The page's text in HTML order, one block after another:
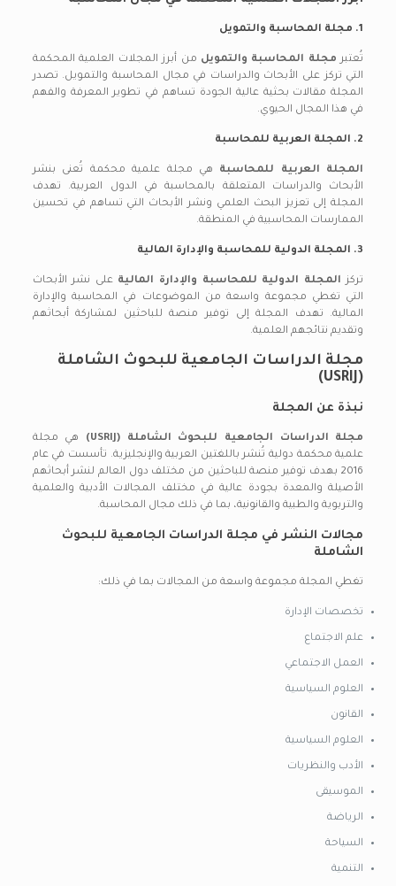
1. مجلة المحاسبة والتمويل
تُعتبر مجلة المحاسبة والتمويل من أبرز المجلات العلمية المحكمة
التي تركز على الأبحاث والدراسات في مجال المحاسبة والتمويل. تصدر
المجلة مقالات بحثية عالية الجودة تساهم في تطوير المعرفة والفهم
في هذا المجال الحيوي.
2. المجلة العربية للمحاسبة
المجلة العربية للمحاسبة هي مجلة علمية محكمة تُعنى بنشر
الأبحاث والدراسات المتعلقة بالمحاسبة في الدول العربية. تهدف
المجلة إلى تعزيز البحث العلمي ونشر الأبحاث التي تساهم في تحسين
الممارسات المحاسبية في المنطقة.
3. المجلة الدولية للمحاسبة والإدارة المالية
تركز المجلة الدولية للمحاسبة والإدارة المالية على نشر الأبحاث
التي تغطي مجموعة واسعة من الموضوعات في المحاسبة والإدارة
المالية. تهدف المجلة إلى توفير منصة للباحثين لمشاركة أبحاثهم
وتقديم نتائجهم العلمية.
مجلة الدراسات الجامعية للبحوث الشاملة
(USRIJ)
نبذة عن المجلة
مجلة الدراسات الجامعية للبحوث الشاملة (USRIJ)
هي مجلة
علمية محكمة دولية تُنشر باللغتين العربية والإنجليزية. تأسست في عام
2016 بهدف توفير منصة للباحثين من مختلف دول العالم لنشر أبحاثهم
الأصيلة والمعدة بجودة عالية في مختلف المجالات الأدبية والعلمية
والتربوية والطبية والقانونية، بما في ذلك مجال المحاسبة.
مجالات النشر في مجلة الدراسات الجامعية للبحوث
الشاملة
تغطي المجلة مجموعة واسعة من المجالات بما في ذلك:
تخصصات الإدارة
علم الاجتماع
العمل الاجتماعي
العلوم السياسية
القانون
العلوم السياسية
الأدب والنظريات
الموسيقى
الرياضة
السياحة
التنمية